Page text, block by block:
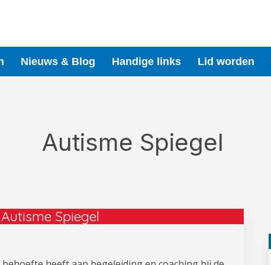
Nieuws & Blog Handige links Lid worden
Autisme Spiegel
Spiegel